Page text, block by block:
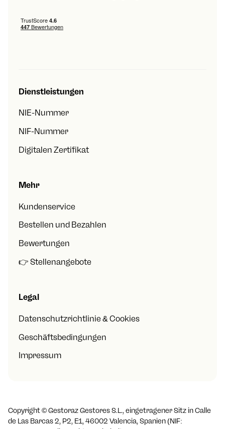
Dienstleistungen
NIE-Nummer
NIF-Nummer
Digitalen Zertifikat
Mehr
Kundenservice
Bestellen und Bezahlen
Bewertungen
👉 Stellenangebote
Legal
Datenschutzrichtlinie & Cookies
Geschäftsbedingungen
Impressum
Copyright ©Gestoraz Gestores S.L., eingetragener Sitz in Calle
de Las Barcas 2, P2, E1, 46002 Valencia, Spanien (NIF: